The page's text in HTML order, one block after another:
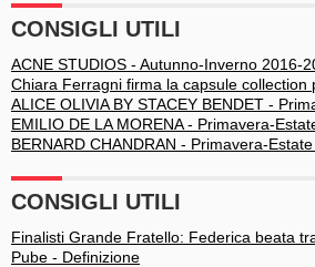
CONSIGLI UTILI
ACNE STUDIOS - Autunno-Inverno 2016-
Chiara Ferragni firma la capsule collection
ALICE OLIVIA BY STACEY BENDET -
EMILIO DE LA MORENA - Primavera-
BERNARD CHANDRAN - Primavera-
CONSIGLI UTILI
Finalisti Grande Fratello: Federica beata
Pube - Definizione